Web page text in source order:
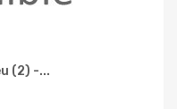
(2) -...